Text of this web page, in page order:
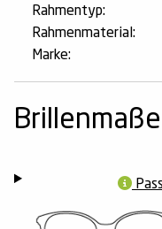
Rahmentyp:
Rahmenmaterial:
Marke:
Brillenmaße